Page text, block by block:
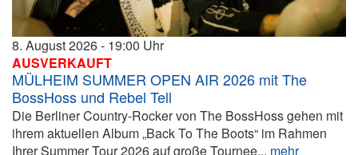
8. August 2026
19:00
AUSVERKAUFT
MÜLHEIM SUMMER OPEN AIR 2026 mit The
BossHoss und Rebel Tell
Die Berliner Country-Rocker von The BossHoss gehen mit
ihrem aktuellen Album „Back To The Boots“ im Rahmen
Ihrer Summer Tour 2026 auf große Tournee... mehr